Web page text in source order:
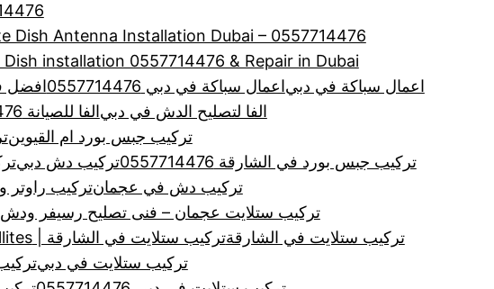
Dish Antenna Installation Dubai – 0557714476
installation 0557714476 & Repair in Dubai
اعمال سباكة في دبياعمال سباكة في دبي 0557714476 افضل
الفا لتصليح الدش في دبيالفا للصيانة 0557714476
تركيب جبس بورد ام القيوين
تركيب جبس بورد في الشارقة 0557714476
تركيب دش دبي
تركيب دش في عجمانتركيب
تركيب ستلايت عجمان – فنى تصليح رسيفر
تركيب ستلايت في الشارقةتركيب ستلايت في الشارقة | Sharjah, Installation, Satellites
تركيب ستلايت في دبيتركيب ستلايت